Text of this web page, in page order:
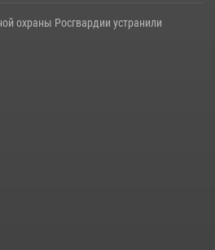
охраны Росгвардии устранили